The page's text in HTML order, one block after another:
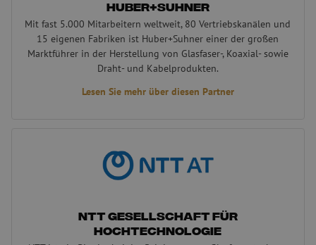
Huber+Suhner
Mit fast 5.000 Mitarbeitern weltweit, 80 Vertriebskanälen und
15 eigenen Fabriken ist Huber+Suhner einer der großen
Marktführer in der Herstellung von Glasfaser-, Koaxial- sowie
Draht- und Kabelprodukten.
Lesen Sie mehr über diesen Partner
NTT Gesellschaft für
Hochtechnologie